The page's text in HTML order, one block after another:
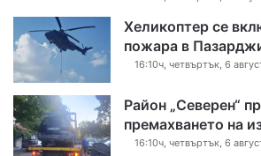
Хеликоптер се
пожара в
16:10ч, четвъртък, 6
Район „Северен“
премахването на
16:10ч, четвъртък, 6